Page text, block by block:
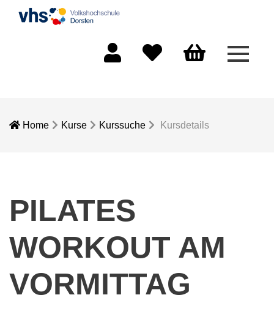
Menü
Home Kurse Kurssuche Kursdetails
PILATES
WORKOUT AM
VORMITTAG